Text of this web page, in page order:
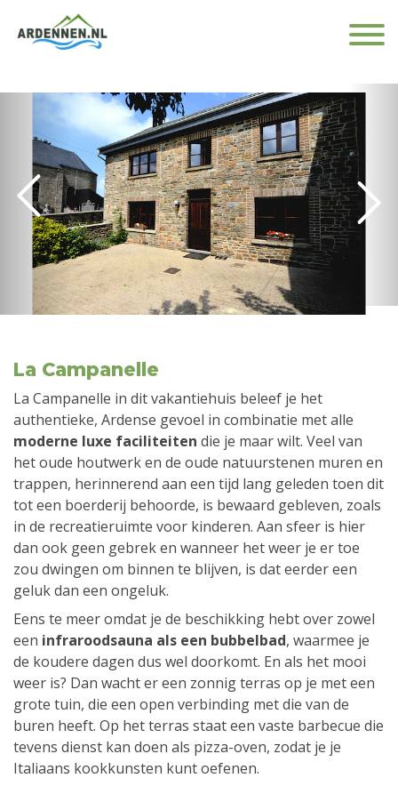
La Campanelle
La Campanelle in dit vakantiehuis beleef je het
authentieke, Ardense gevoel in combinatie met alle
moderne luxe faciliteiten die je maar wilt. Veel van
het oude houtwerk en de oude natuurstenen muren en
trappen, herinnerend aan een tijd lang geleden toen dit
tot een boerderij behoorde, is bewaard gebleven, zoals
in de recreatieruimte voor kinderen. Aan sfeer is hier
dan ook geen gebrek en wanneer het weer je er toe
zou dwingen om binnen te blijven, is dat eerder een
geluk dan een ongeluk.
Eens te meer omdat je de beschikking hebt over zowel
een infraroodsauna als een bubbelbad, waarmee je
de koudere dagen dus wel doorkomt. En als het mooi
weer is? Dan wacht er een zonnig terras op je met een
grote tuin, die een open verbinding met die van de
buren heeft. Op het terras staat een vaste barbecue die
tevens dienst kan doen als pizza-oven, zodat je je
Italiaans kookkunsten kunt oefenen.